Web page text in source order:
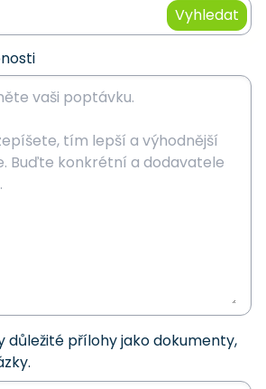
Vyhledat
důležité přílohy jako dokumenty,